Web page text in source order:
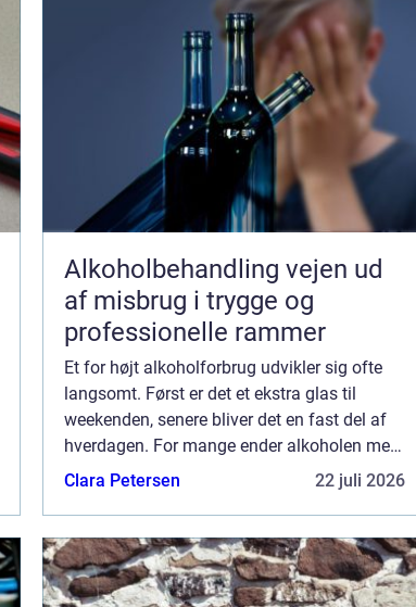
Alkoholbehandling vejen ud
af misbrug i trygge og
professionelle rammer
Et for højt alkoholforbrug udvikler sig ofte
langsomt. Først er det et ekstra glas til
weekenden, senere bliver det en fast del af
hverdagen. For mange ender alkoholen med
at styre både tanker, relationer og helbred.
Clara Petersen 22 juli 2026